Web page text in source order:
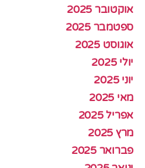
אוקטובר 2025
ספטמבר 2025
אוגוסט 2025
יולי 2025
יוני 2025
מאי 2025
אפריל 2025
מרץ 2025
פברואר 2025